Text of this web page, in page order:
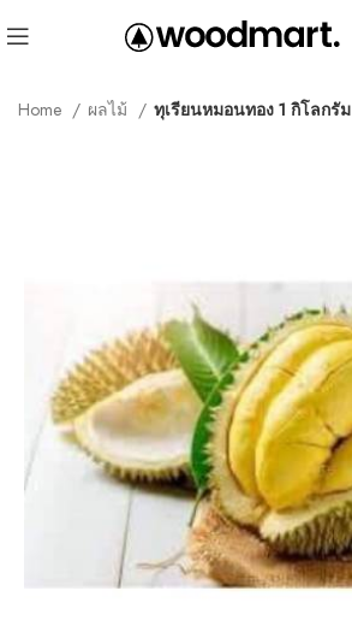
Home ผลไม้ ทุเรียนหมอนทอง 1 กิโลกรัม